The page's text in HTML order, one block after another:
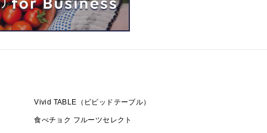
Vivid TABLE（ビビッドテーブル）
食べチョク フルーツセレクト